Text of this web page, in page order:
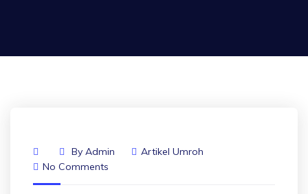
By Admin
Artikel Umroh
No Comments